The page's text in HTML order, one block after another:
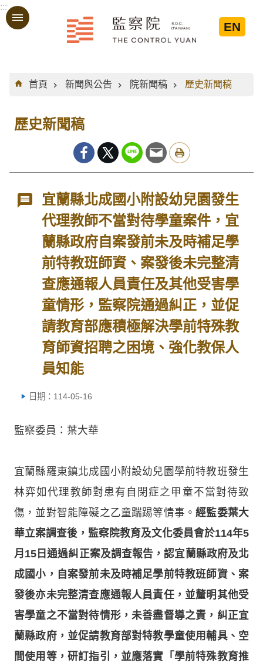
跳到主要內容區塊
:::
EN
:::
首頁
新聞與公告 院新聞稿 歷史新聞稿
歷史新聞稿
宜蘭縣北成國小附設幼兒園發生
代理教師不當對待學童案件，宜
蘭縣政府自案發前未及時補足學
前特教班師資、案發後未完整清
查應通報人員責任及其他受害學
童情形，監察院通過糾正，並促
請教育部應積極解決學前特殊教
育師資招聘之困境、強化教保人
員知能
日期：114-05-16
監察委員：葉大華
宜蘭縣羅東鎮北成國小附設幼兒園學前特教班發生
林弈如代理教師對患有自閉症之甲童不當對待致
傷，並對智能障礙之乙童踹踢等情事。經監委葉大
華立案調查後，監察院教育及文化委員會於114年5
月15日通過糾正案及調查報告，認宜蘭縣政府及北
成國小，自案發前未及時補足學前特教班師資、案
發後亦未完整清查應通報人員責任，並釐明其他受
害學童之不當對待情形，未善盡督導之責，糾正宜
蘭縣政府，並促請教育部對特教學童使用輔具、空
間使用等，研訂指引，並應落實「學前特殊教育推